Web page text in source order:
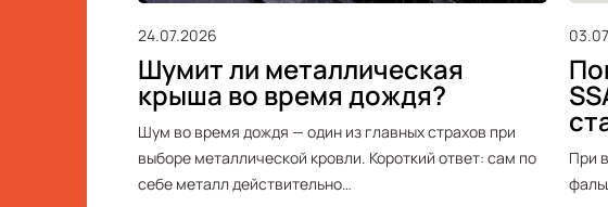
24.07.2026
Шумит ли металлическая
крыша во время дождя?
Шум во время дождя — один из главных страхов при
выборе металлической кровли. Короткий ответ: сам по
себе металл действительно…
При